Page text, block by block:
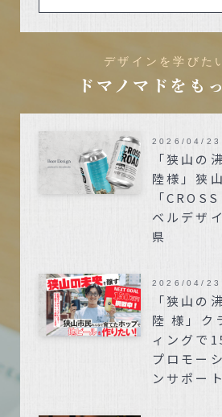
デザインを学びた
ドマノマドをも
「狭山の
陸様」狭
「
ベルデザ
県
2026/04/23
「狭山の
陸 様」ク
ィングで
プロモー
ンサポー
2026/04/23